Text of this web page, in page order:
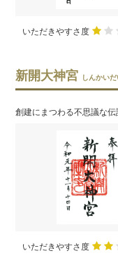
いただきやすさ度
新開大神宮 しんかい
創建にまつわる不思議な
いただきやすさ度